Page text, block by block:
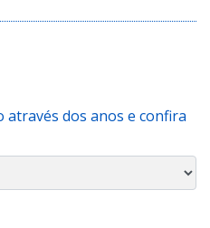
através dos anos e confira